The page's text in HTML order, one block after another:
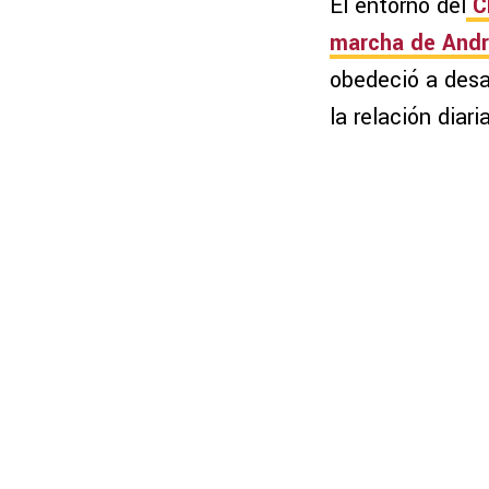
marcha de
obedeció a
la relación